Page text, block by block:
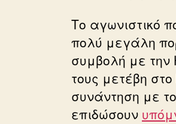
Το αγωνιστικό
πολύ μεγάλη
συμβολή με την
τους μετέβη
συνάντηση με
επιδώσουν